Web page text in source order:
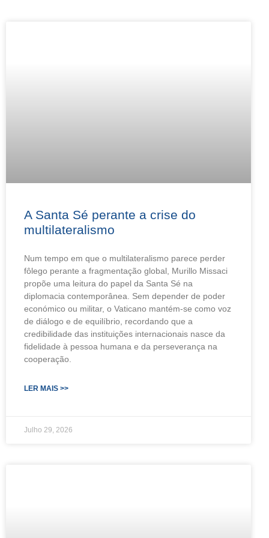
A Santa Sé perante a crise do
multilateralismo
Num tempo em que o multilateralismo parece perder
fôlego perante a fragmentação global, Murillo Missaci
propõe uma leitura do papel da Santa Sé na
diplomacia contemporânea. Sem depender de poder
económico ou militar, o Vaticano mantém-se como voz
de diálogo e de equilíbrio, recordando que a
credibilidade das instituições internacionais nasce da
fidelidade à pessoa humana e da perseverança na
cooperação.
LER MAIS >>
Julho 29, 2026